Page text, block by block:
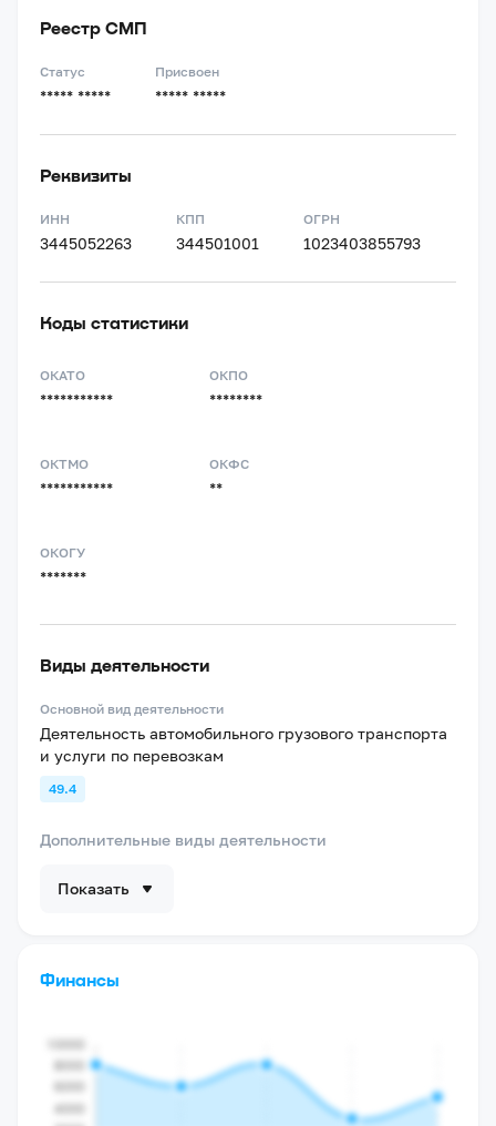
Реестр СМП
Статус
***** *****
Присвоен
***** *****
Реквизиты
ИНН
3445052263
КПП
344501001
ОГРН
1023403855793
Коды статистики
ОКАТО
***********
ОКПО
********
ОКТМО
***********
ОКФС
**
ОКОГУ
*******
Виды деятельности
Основной вид деятельности
Деятельность автомобильного грузового транспорта
и услуги по перевозкам
49.4
Дополнительные виды деятельности
Показать
Финансы